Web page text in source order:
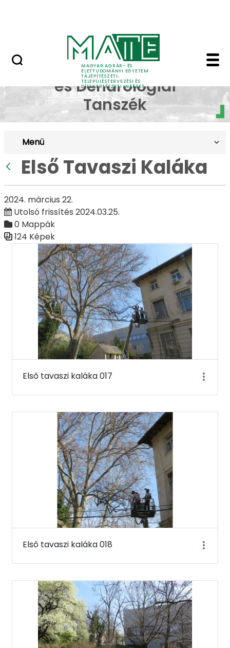
MAGYAR AGRÁR- ÉS
ÉLETTUDOMÁNYI EGYETEM
TÁJÉPÍTÉSZETI,
TELEPÜLÉSTERVEZÉSI ÉS
DÍSZKERTÉSZETI INTÉZET
Első Tavaszi Kaláka
Dísznövénytermesztési
és Dendrológiai
Tanszék
Menü
Első Tavaszi Kaláka
2024. március 22.
Utolsó frissítés 2024.03.25.
0 Mappák
124 Képek
Médiatár
Első tavaszi kaláka 017
Első tavaszi kaláka 018